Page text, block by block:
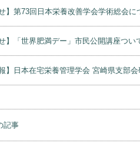
せ】第73回日本栄養改善学会学術総会に
】「世界肥満デー」市民公開講座つい
報】日本在宅栄養管理学会 宮崎県支部
記事